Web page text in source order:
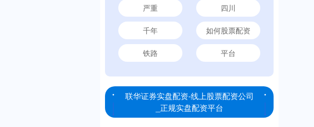
严重 四川
千年 如何股票配资
铁路 平台
联华证券实盘配资-线上股票配资公司
_正规实盘配资平台